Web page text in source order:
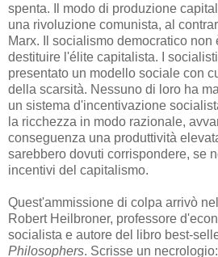
spenta. Il modo di produzione
una rivoluzione comunista, al
Marx. Il socialismo democratico non
destituire l'élite capitalista. I
presentato un modello sociale con
della scarsità. Nessuno di loro ha
un sistema d'incentivazione
la ricchezza in modo razionale,
conseguenza una produttività
sarebbero dovuti corrispondere, se
incentivi del capitalismo.
Quest'ammissione di colpa arrivò
Robert Heilbroner, professore
socialista e autore del libro best-
Philosophers. Scrisse un